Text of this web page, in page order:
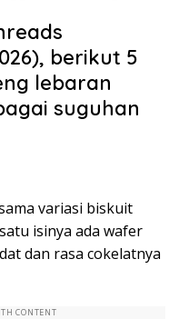
berikut 5
lebaran
suguhan
variasi biskuit
isinya ada wafer
dan rasa cokelatnya
CONTENT